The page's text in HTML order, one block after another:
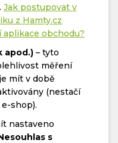
Jak postupovat v
z Hamty.cz
obchodu?
apod.) – tyto
měření
mít v době
(nestačí
shop).
nastaveno
s